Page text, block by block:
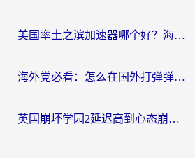
美国率土之滨加速器哪个好？海外党国服游戏畅玩终极指南（附多游戏解决方案）
海外党必看：怎么在国外打弹弹堂不卡？番茄加速器亲测指南
英国崩坏学园2延迟高到心态崩？海外党国服游戏加速终极指南